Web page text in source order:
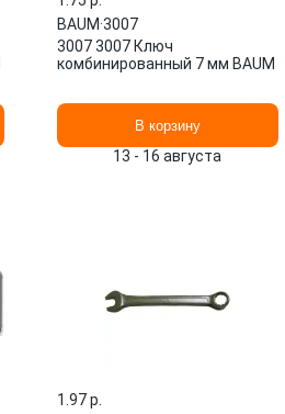
BAUM·3007
3007 3007 Ключ
комбинированный 7 мм BAUM
В корзину
13 - 16 августа
1.97 p.